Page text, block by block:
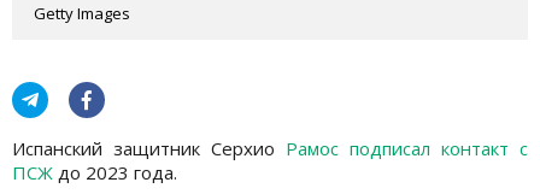
Getty Images
Испанский защитник Серхио Рамос подписал контакт с
ПСЖ до 2023 года.